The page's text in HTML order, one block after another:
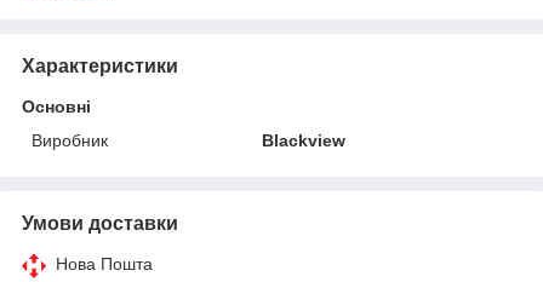
Характеристики
Основні
Виробник
Blackview
Умови доставки
Нова Пошта